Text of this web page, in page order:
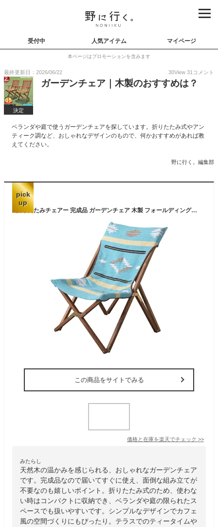
受付中 人気アイテム マイページ
本ページはプロモーションを含みます
最終更新日：2026/06/22 30View 31 コメント
決定
ガーデンチェア｜木製のおすすめは？
ベランダや庭で使うガーデンチェアを探しています。折りたたみ式やアン
ティーク調など、おしゃれなデザインのもので、何かおすすめがあれば教
えてください。
野に行く。編集部
pick
up
折りたたみチェアー 完成品 ガーデンチェア 木製 フォールディングチェア おりたたみ いす イス 椅子 BBQ 運動会 山 海 アウトドア キャンプ ガーデンファニチャー カフェ オープンテラス バルコニー テラス 庭 ベランダ シンプル ブルー
この商品をサイトでみる
価格と在庫を楽天でチェック >>
みたらし
天然木の温かみを感じられる、おしゃれなガーデンチェア
です。完成品なので届いてすぐに使え、面倒な組み立てが
不要なのも嬉しいポイント。折りたたみ式のため、使わな
い時はコンパクトに収納でき、ベランダや庭の限られたス
ペースでも扱いやすいです。シンプルなデザインでカフェ
風の空間づくりにもぴったり。テラスでのティータイムや